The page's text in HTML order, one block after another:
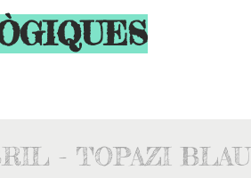
- TOPAZI BLAU